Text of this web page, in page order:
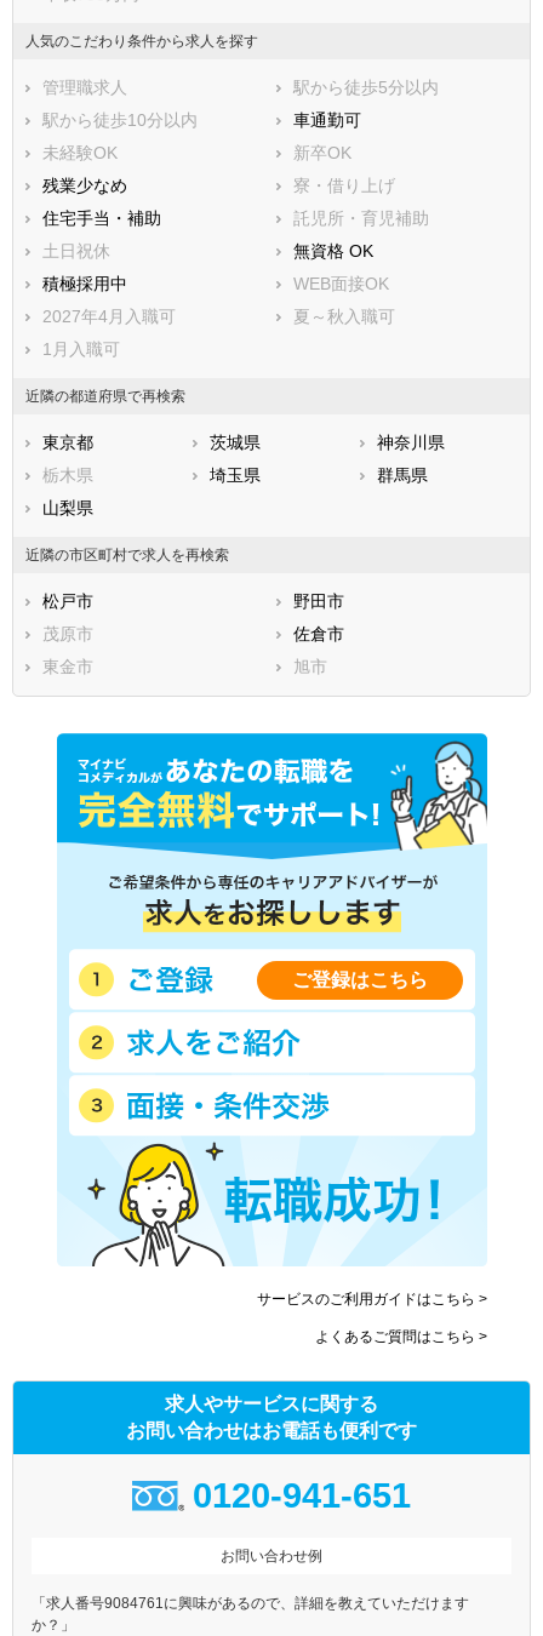
長生郡長生村
長生郡長柄町
夷隅郡大多喜町
夷隅郡御宿町
安房郡鋸南町
人気のこだわり条件から求人を探す
管理職求人
駅から徒歩5分以内
駅から徒歩10分以内
車通勤可
未経験OK
新卒OK
残業少なめ
寮・借り上げ
住宅手当・補助
託児所・育児補助
土日祝休
無資格 OK
積極採用中
WEB面接OK
2027年4月入職可
夏～秋入職可
1月入職可
近隣の都道府県で再検索
東京都 茨城県
神奈川県
栃木県
埼玉県
群馬県
山梨県
近隣の市区町村で求人を再検索
松戸市
野田市
茂原市
佐倉市
東金市
旭市
ご登録はこちら
サービスのご利用ガイドはこちら >
よくあるご質問はこちら >
求人やサービスに関する
お問い合わせはお電話も便利です
0120-941-651
お問い合わせ例
「求人番号9084761に興味があるので、詳細を教えていただけます
か？」